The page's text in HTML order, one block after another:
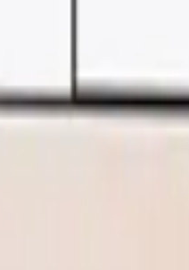
sikkert med
deretter på